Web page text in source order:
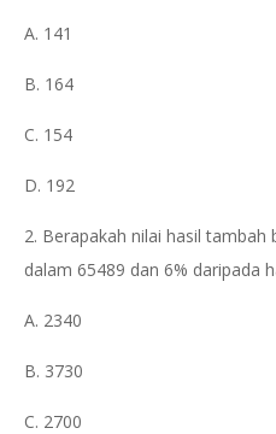
A. 141
B. 164
C. 154
D. 192
2. Berapakah nilai hasil
dalam 65489 dan 6% daripada
A. 2340
B. 3730
C. 2700